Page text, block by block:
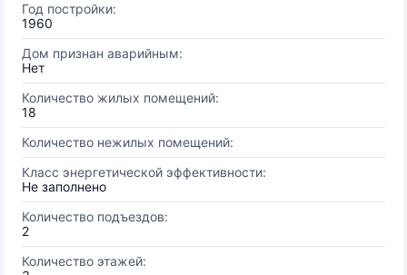
Год постройки:
1960
Дом признан аварийным:
Нет
Количество жилых помещений:
18
Количество нежилых помещений:
Класс энергетической эффективности:
Не заполнено
Количество подъездов:
2
Количество этажей: